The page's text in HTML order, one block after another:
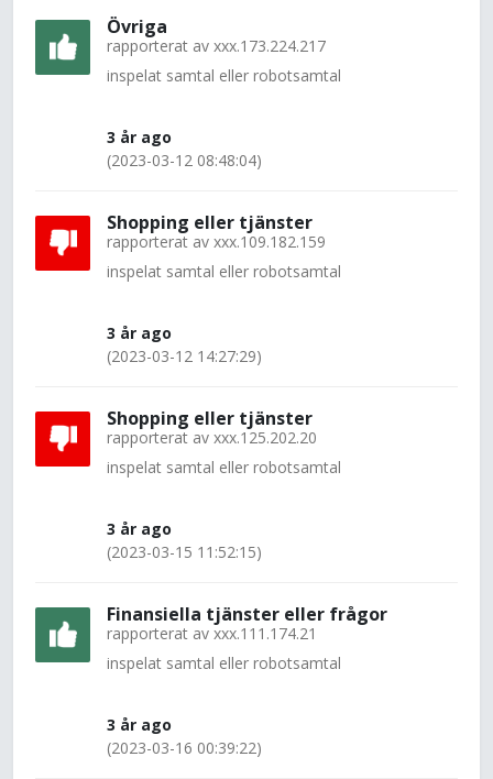
Övriga
rapporterat av xxx.173.224.217
inspelat samtal eller robotsamtal
3 år ago
(2023-03-12 08:48:04)
Shopping eller tjänster
rapporterat av xxx.109.182.159
inspelat samtal eller robotsamtal
3 år ago
(2023-03-12 14:27:29)
Shopping eller tjänster
rapporterat av xxx.125.202.20
inspelat samtal eller robotsamtal
3 år ago
(2023-03-15 11:52:15)
Finansiella tjänster eller frågor
rapporterat av xxx.111.174.21
inspelat samtal eller robotsamtal
3 år ago
(2023-03-16 00:39:22)